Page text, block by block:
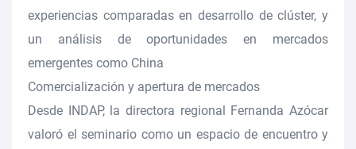
experiencias comparadas en desarrollo de clúster, y
un análisis de oportunidades en mercados
emergentes como China
Comercialización y apertura de mercados
Desde INDAP, la directora regional Fernanda Azócar
valoró el seminario como un espacio de encuentro y